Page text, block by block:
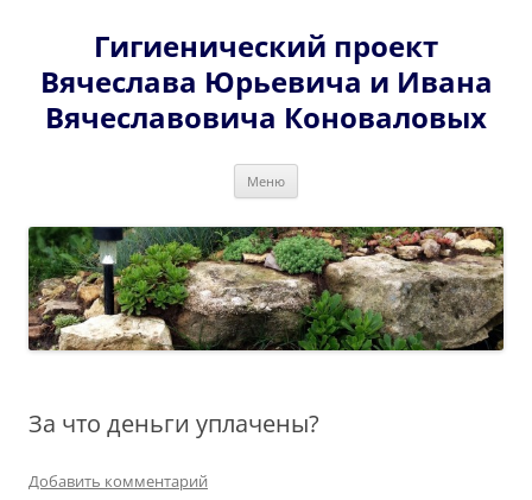
содержимомуГигиенический проект
Вячеслава Юрьевича и Ивана
Вячеславовича Коноваловых
Меню
За что деньги уплачены?
Добавить комментарий